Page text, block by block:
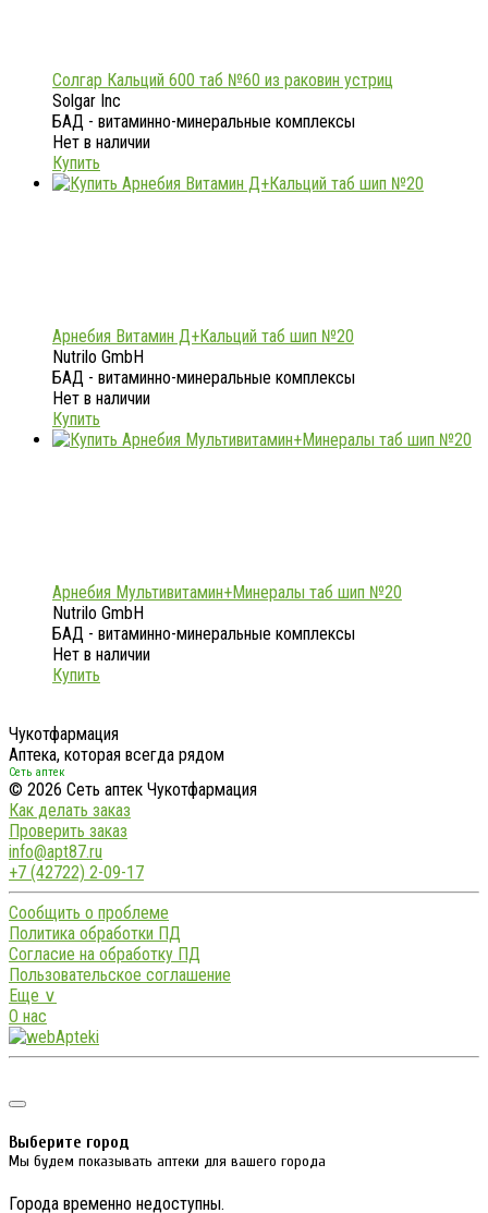
Солгар Кальций 600 таб №60 из раковин устриц
Solgar Inc
БАД - витаминно-минеральные комплексы
Нет в наличии
Купить
Арнебия Витамин Д+Кальций таб шип №20
Nutrilo GmbH
БАД - витаминно-минеральные комплексы
Нет в наличии
Купить
Арнебия Мультивитамин+Минералы таб шип №20
Nutrilo GmbH
БАД - витаминно-минеральные комплексы
Нет в наличии
Купить
Чукотфармация
Аптека, которая всегда рядом
Сеть аптек
© 2026 Сеть аптек Чукотфармация
Как делать заказ
Проверить заказ
info@apt87.ru
+7 (42722) 2-09-17
Сообщить о проблеме
Политика обработки ПД
Согласие на обработку ПД
Пользовательское соглашение
Еще ∨
О нас
Выберите город
Мы будем показывать аптеки для вашего города
Города временно недоступны.